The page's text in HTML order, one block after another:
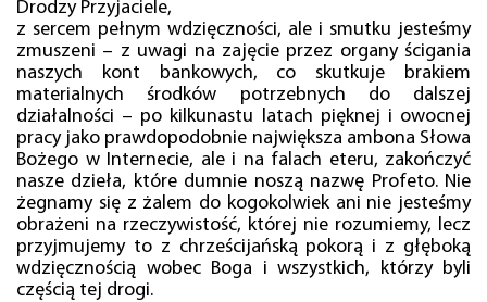
Drodzy Przyjaciele,
z sercem pełnym wdzięczności, ale i smutku jesteśmy
zmuszeni – z uwagi na zajęcie przez organy ścigania
naszych kont bankowych, co skutkuje brakiem
materialnych środków potrzebnych do dalszej
działalności – po kilkunastu latach pięknej i owocnej
pracy jako prawdopodobnie największa ambona Słowa
Bożego w Internecie, ale i na falach eteru, zakończyć
nasze dzieła, które dumnie noszą nazwę Profeto. Nie
żegnamy się z żalem do kogokolwiek ani nie jesteśmy
obrażeni na rzeczywistość, której nie rozumiemy, lecz
przyjmujemy to z chrześcijańską pokorą i z głęboką
wdzięcznością wobec Boga i wszystkich, którzy byli
częścią tej drogi.